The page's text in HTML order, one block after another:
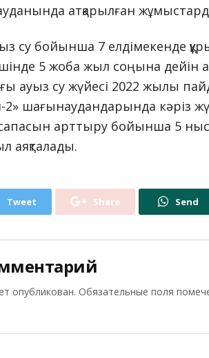
атқарылған
су бойынша 7 елдімекенде
5 жоба жыл соңына дейін
ауыз су жүйесі 2022 жылы
шағынаудандарында кәріз
арттыру бойынша 5
аяқталады.
Tweet Share Send
опубликован. Обязательные поля